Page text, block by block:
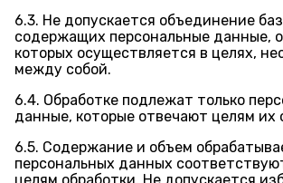
6.3. Не допускается объединение
содержащих персональные данные,
которых осуществляется в целях,
между собой.
6.4. Обработке подлежат только
данные, которые отвечают целям их
6.5. Содержание и объем
персональных данных